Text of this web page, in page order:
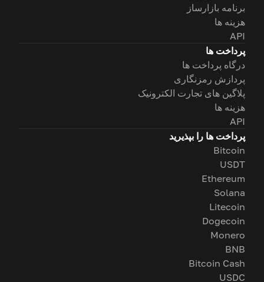
برنامه بازارساز
هزینه ها
API
پرداخت ها
درگاه پرداخت ها
پردازش رمزنگاری
پلاگین های تجارت الکترونیک
هزینه ها
API
پرداخت ها را بپذیرید
Bitcoin
USDT
Ethereum
Solana
Litecoin
Dogecoin
Monero
BNB
Bitcoin Cash
USDC